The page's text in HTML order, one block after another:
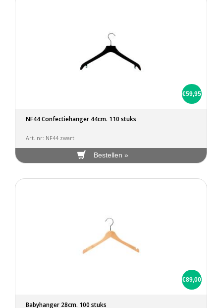
€59,95
NF44 Confectiehanger 44cm. 110 stuks
Art. nr: NF44 zwart
Bestellen »
€89,00
Babyhanger 28cm. 100 stuks